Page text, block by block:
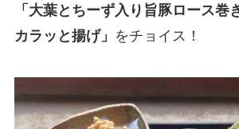
「大葉とちーず入り旨豚ロース巻
カラッと揚げ」 をチョイス！